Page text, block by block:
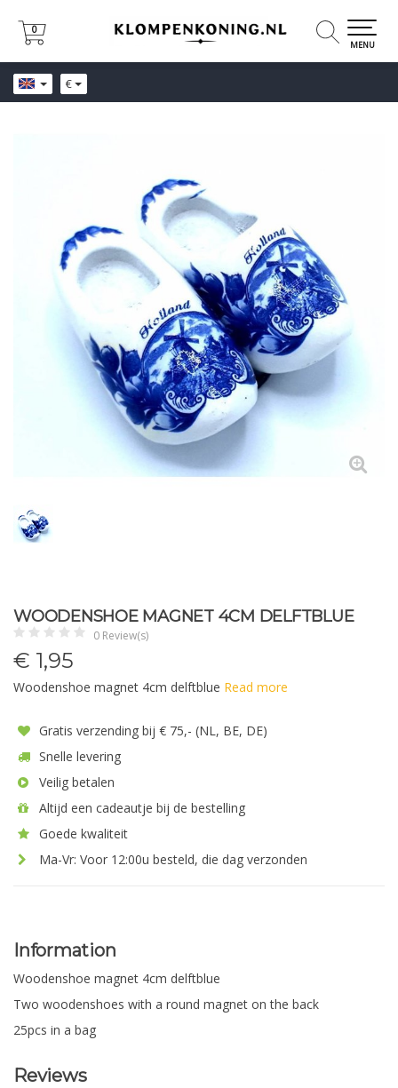
€
0
0
MENU
WOODENSHOE MAGNET 4CM DELFTBLUE
0 Review(s)
€ 1,95
Woodenshoe magnet 4cm delftblue Read more
Gratis verzending bij € 75,- (NL, BE, DE)
Snelle levering
Veilig betalen
Altijd een cadeautje bij de bestelling
Goede kwaliteit
Ma-Vr: Voor 12:00u besteld, die dag verzonden
Information
Woodenshoe magnet 4cm delftblue
Two woodenshoes with a round magnet on the back
25pcs in a bag
Reviews